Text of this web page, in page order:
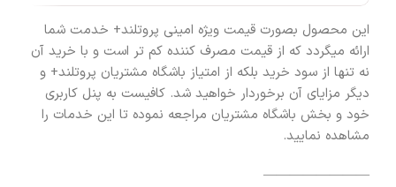
این محصول بصورت قیمت ویژه امینی پروتلند+ خدمت شما
ارائه میگردد که از قیمت مصرف کننده کم تر است و با خرید آن
نه تنها از سود خرید بلکه از امتیاز باشگاه مشتریان پروتلند+ و
دیگر مزایای آن برخوردار خواهید شد. کافیست به پنل کاربری
خود و بخش باشگاه مشتریان مراجعه نموده تا این خدمات را
مشاهده نمایید.
————————